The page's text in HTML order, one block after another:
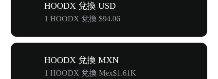
HOODX 兌換 USD
1 HOODX 兌換 $94.06
HOODX 兌換 MXN
1 HOODX 兌換 Mex$1.61K